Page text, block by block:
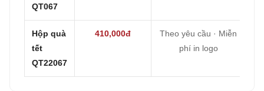
QT067
Hộp quà
tết
QT22067
410,000đ
Theo yêu cầu · Miễn
phí in logo